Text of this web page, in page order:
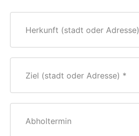
Herkunft (stadt oder Adresse)
Ziel (stadt oder Adresse)
Abholtermin